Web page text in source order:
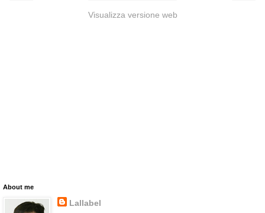
Visualizza versione web
About me
Lallabel